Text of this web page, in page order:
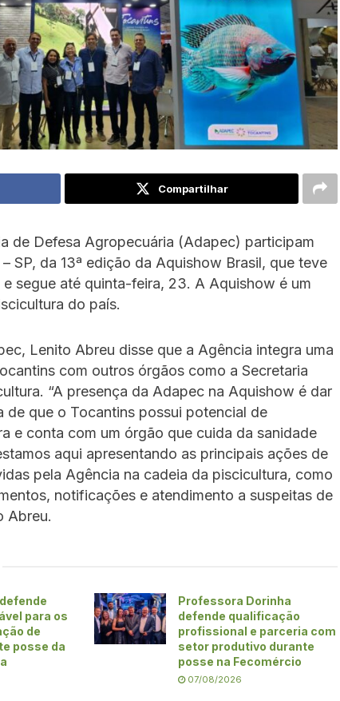
Compartilhar
de Defesa Agropecuária (Adapec) participam
SP, da 13ª edição da Aquishow Brasil, que teve
segue até quinta-feira, 23. A Aquishow é um
do país.
Lenito Abreu disse que a Agência integra uma
com outros órgãos como a Secretaria
“A presença da Adapec na Aquishow é dar
de que o Tocantins possui potencial de
e conta com um órgão que cuida da sanidade
aqui apresentando as principais ações de
pela Agência na cadeia da piscicultura, como
notificações e atendimento a suspeitas de
Abreu.
para os
de
posse da
Professora Dorinha
defende qualificação
profissional e parceria com
setor produtivo durante
posse na Fecomércio
07/08/2026